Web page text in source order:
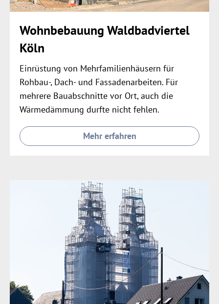
Wohnbebauung Waldbadviertel
Köln
Einrüstung von Mehrfamilienhäusern für
Rohbau-, Dach- und Fassadenarbeiten. Für
mehrere Bauabschnitte vor Ort, auch die
Wärmedämmung durfte nicht fehlen.
Mehr erfahren